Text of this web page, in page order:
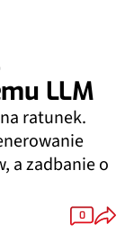
LLM
ratunek.
a zadbanie o
0